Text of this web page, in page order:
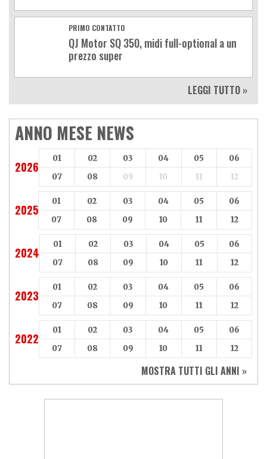
PRIMO CONTATTO
QJ Motor SQ 350, midi full-optional a un
prezzo super
LEGGI TUTTO »
ANNO MESE NEWS
2026
01 02 03 04 05
06
07
08 09 10 11 12
2025
01 02 03 04 05
06
07
08 09 10 11 12
2024
01 02 03 04 05
06
07
08 09 10 11 12
2023
01 02 03 04 05
06
07
08 09 10 11 12
2022
01 02 03 04 05
06
07
08 09 10 11 12
MOSTRA TUTTI GLI ANNI »